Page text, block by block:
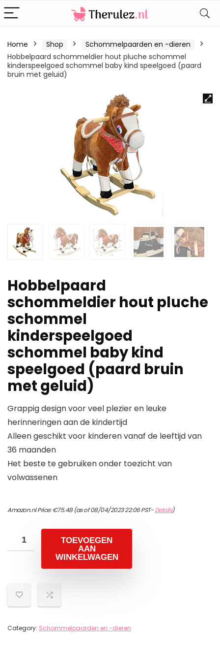
Home Shop
Schommelpaarden en -dieren
Hobbelpaard schommeldier hout pluche schommel
kinderspeelgoed schommel baby kind speelgoed (paard
bruin met geluid)
Hobbelpaard
schommeldier hout pluche
schommel
kinderspeelgoed
schommel baby kind
speelgoed (paard bruin
met geluid)
Grappig design voor veel plezier en leuke
herinneringen aan de kindertijd
Alleen geschikt voor kinderen vanaf de leeftijd van
36 maanden
Het beste te gebruiken onder toezicht van
volwassenen
Amazon.nl Price:€75.48(as of 08/04/2023 22:06 PST-Details)
TOEVOEGEN
AAN
WINKELWAGEN
Category: Schommelpaarden en -dieren